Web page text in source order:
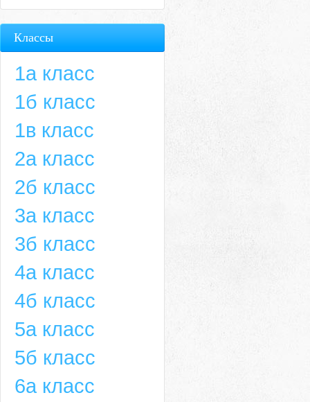
Классы
1а класс
1б класс
1в класс
2а класс
2б класс
3а класс
3б класс
4а класс
4б класс
5а класс
5б класс
6а класс